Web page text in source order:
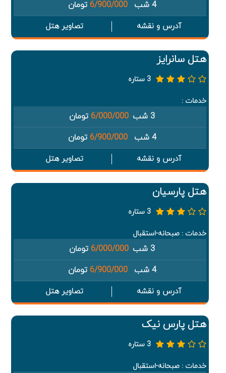
4 شب 6/900/000 تومان
آدرس و نقشه تصاویر هتل
هتل سانرایز
3 ستاره
خدمات :
3 شب 6/000/000 تومان
4 شب
6/900/000 تومان
آدرس و نقشه تصاویر هتل
هتل پارسیان
3 ستاره
خدمات : صبحانه-استقبال
3 شب 6/000/000 تومان
4 شب
6/900/000 تومان
آدرس و نقشه تصاویر هتل
هتل پارس نیک
3 ستاره
خدمات : صبحانه-استقبال